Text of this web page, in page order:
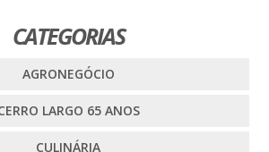
CATEGORIAS
AGRONEGÓCIO
LARGO 65 ANOS
CULINÁRIA